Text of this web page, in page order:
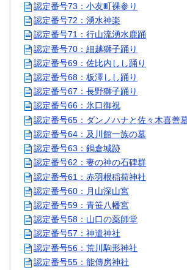
認定番号73：小友町裸参り
認定番号72：湧水神楽
認定番号71：行山流湧水鹿踊
認定番号70：細越獅子踊り
認定番号69：佐比内しし踊り
認定番号68：板澤しし踊り
認定番号67：長野獅子踊り
認定番号66：氷口御祝
認定番号65：ダンノハナと佐々木喜善
認定番号64：及川館一族の墓
認定番号63：鍋倉城跡
認定番号62：妻の神の石碑群
認定番号61：赤羽根稲荷神社
認定番号60：月山深山宮
認定番号59：青笹八幡宮
認定番号58：山口の薬師堂
認定番号57：神遣神社
認定番号56：荒川駒形神社
認定番号55：能傳房神社